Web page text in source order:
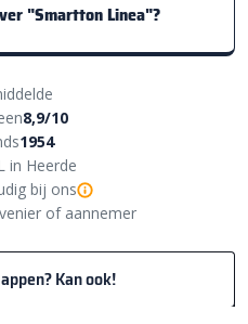
"Smartton Linea"?
8,9/10
1954
in Heerde
bij ons
of aannemer
Kan ook!